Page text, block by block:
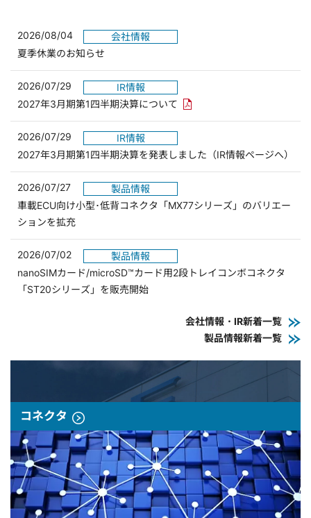
2026/08/04
会社情報
夏季休業のお知らせ
2026/07/29
IR情報
2027年3月期第1四半期決算について PDFリンクを新しいウィンド
2026/07/29
IR情報
2027年3月期第1四半期決算を発表しました（IR情報ページへ）
2026/07/27
製品情報
車載ECU向け小型･低背コネクタ「MX77シリーズ」のバリエー
ションを拡充
2026/07/02
製品情報
nanoSIMカード/microSD™カード用2段トレイコンボコネクタ
「ST20シリーズ」を販売開始
会社情報・IR新着一覧
製品情報新着一覧
コネクタ